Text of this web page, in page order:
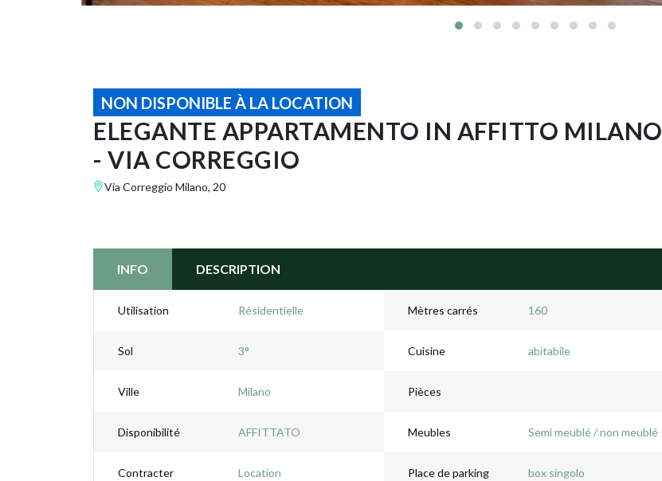
NON DISPONIBLE À LA LOCATION
ELEGANTE APPARTAMENTO IN AFFITTO MILANO
- VIA CORREGGIO
Via Correggio Milano, 20
INFO DESCRIPTION
Utilisation Résidentielle
Sol 3°
Ville Milano
Disponibilité AFFITTATO
Contracter Location
Mètres carrés 160
Cuisine abitabile
Pièces
Meubles Semi meublé / non meublé
Place de parking box singolo